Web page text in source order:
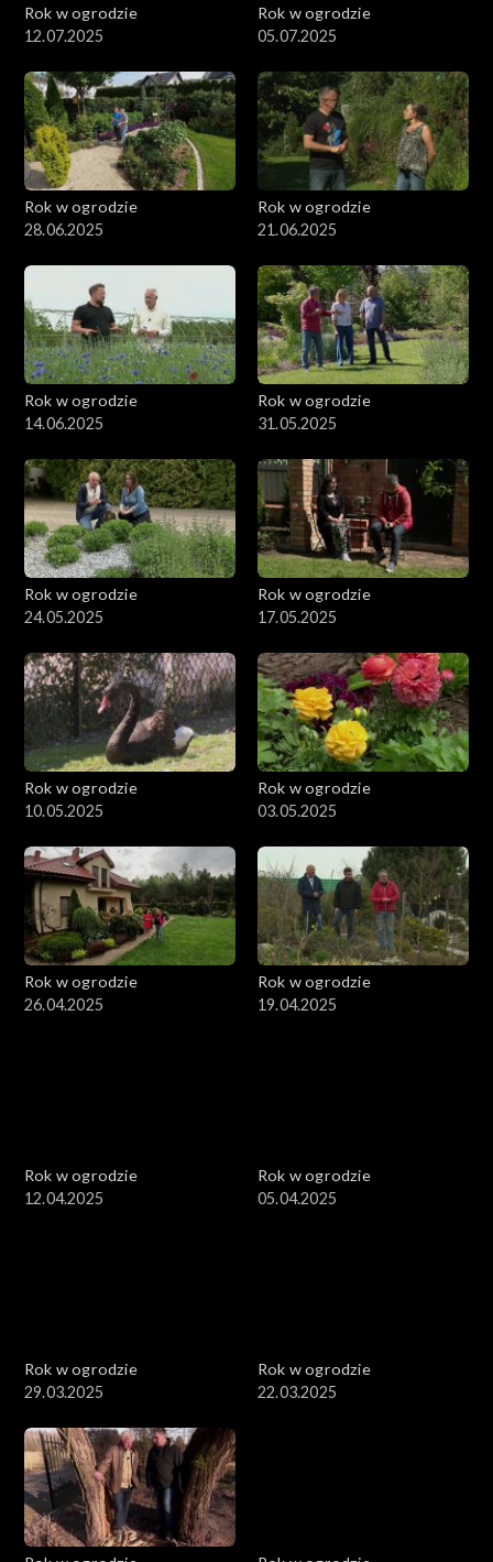
Rok w ogrodzie
12.07.2025
Rok w ogrodzie
05.07.2025
Rok w ogrodzie
28.06.2025
Rok w ogrodzie
21.06.2025
Rok w ogrodzie
14.06.2025
Rok w ogrodzie
31.05.2025
Rok w ogrodzie
24.05.2025
Rok w ogrodzie
17.05.2025
Rok w ogrodzie
10.05.2025
Rok w ogrodzie
03.05.2025
Rok w ogrodzie
26.04.2025
Rok w ogrodzie
19.04.2025
Rok w ogrodzie
12.04.2025
Rok w ogrodzie
05.04.2025
Rok w ogrodzie
29.03.2025
Rok w ogrodzie
22.03.2025